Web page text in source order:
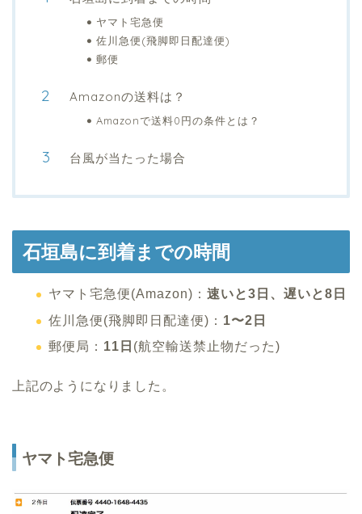
ヤマト宅急便
佐川急便(飛脚即日配達便)
郵便
Amazonの送料は？
Amazonで送料0円の条件とは？
台風が当たった場合
石垣島に到着までの時間
ヤマト宅急便(Amazon)： 速いと3日、遅いと8日
佐川急便(飛脚即日配達便)： 1〜2日
郵便局： 11日 (航空輸送禁止物だった)
上記のようになりました。
ヤマト宅急便